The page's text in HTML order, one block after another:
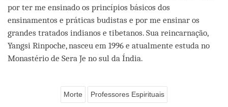
por ter me ensinado os princípios básicos dos
ensinamentos e práticas budistas e por me ensinar os
grandes tratados indianos e tibetanos. Sua reincarnação,
Yangsi Rinpoche, nasceu em 1996 e atualmente estuda no
Monastério de Sera Je no sul da Índia.
Morte Professores Espirituais